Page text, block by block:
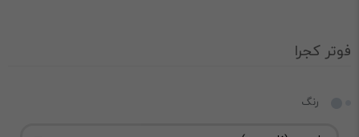
فوتر کجرا
رنگ